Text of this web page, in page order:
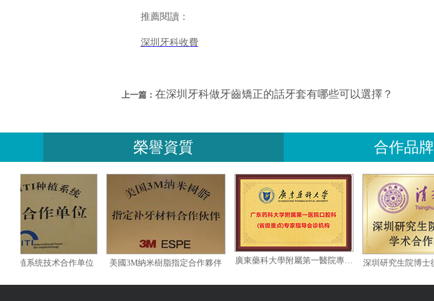
推薦閱讀：
深圳牙科收費
上一篇： 在深圳牙科做牙齒矯正的話牙套有哪些可以選擇？
榮譽資質 合作品牌
瑞士ITI种植系统技术合作单位 美國3M納米樹脂指定合作夥伴 廣東藥科大學附屬第一醫院專家指導會診機构